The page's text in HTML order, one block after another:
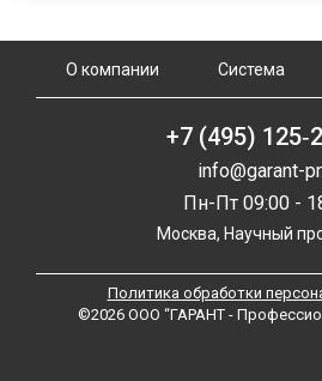
О компании Система
+7 (495)
info@garant-
Пн-Пт 09:00 -
Москва, Научный
Политика обработки
©2026 ООО “ГАРАНТ -